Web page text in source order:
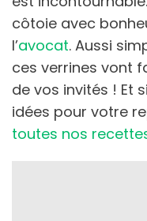
côtoie avec
l’avocat. Aussi
ces verrines vont
de vos invités ! Et
idées pour votre
toutes nos